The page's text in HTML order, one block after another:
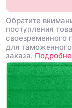
Обратите
поступления
своевременного
для
заказа.